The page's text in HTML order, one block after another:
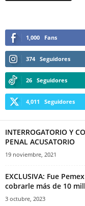
1,000 Fans
374 Seguidores
26 Seguidores
4,011 Seguidores
INTERROGATORIO Y
PENAL ACUSATORIO
19 noviembre, 2021
EXCLUSIVA: Fue
cobrarle más de 10
3 octubre, 2023